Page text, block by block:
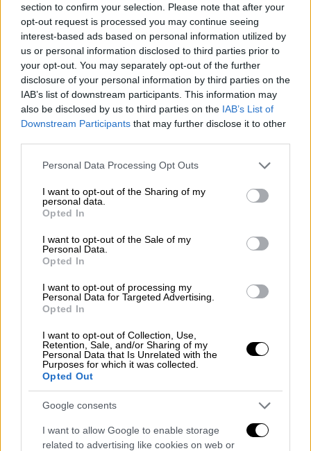
section to confirm your selection. Please note that after your
opt-out request is processed you may continue seeing
interest-based ads based on personal information utilized by
us or personal information disclosed to third parties prior to
your opt-out. You may separately opt-out of the further
disclosure of your personal information by third parties on the
IAB’s list of downstream participants. This information may
also be disclosed by us to third parties on the IAB’s List of
Downstream Participants that may further disclose it to other
Please note that this website/app uses one or more Google
not limited to your visit or usage behaviour. You may click to
grant or deny consent to Google and its third-party tags to
use your data for below specified purposes in below Google
consent section.
Personal Data Processing Opt Outs
I want to opt-out of the Sharing of my
personal data.
Opted In
I want to opt-out of the Sale of my
Personal Data.
Opted In
I want to opt-out of processing my
Personal Data for Targeted Advertising.
Opted In
I want to opt-out of Collection, Use,
Retention, Sale, and/or Sharing of my
Personal Data that Is Unrelated with the
Purposes for which it was collected.
Opted Out
Google consents
I want to allow Google to enable storage
related to advertising like cookies on web or
Τον 31χρονο εντόπισαν οι σωφρονιστικοί
υπάλληλοι μέσα στο κελί του χωρίς τις
αισθήσεις του
Κόσμος|02.04.2026 22:38
εμπλουτισμένο ουράνιο του Ιράν; Η
επικίνδυνη επιχείρηση
Από την χερσαία επιχείρηση των ΗΠΑ, μέχρι
τις πιέσεις για μια νέα συμφωνία, όλες οι
επιλογές που εξετάζει ο Τραμπ για το
εμπλουτισμένο ουράνιο του Ιράν